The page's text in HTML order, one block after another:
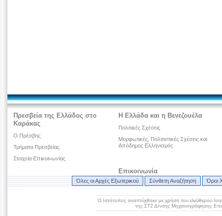
Πρεσβεία της Ελλάδος στο
Καράκας
Ο Πρέσβης
Τμήματα Πρεσβείας
Στοιχεία Επικοινωνίας
Η Ελλάδα και η Βενεζουέλα
Πολιτικές Σχέσεις
Μορφωτικές, Πολιτιστικές Σχέσεις και
Απόδημος Ελληνισμός
Επικοινωνία
Όλες οι Αρχές Εξωτερικού Σύνθετη Αναζήτηση Όροι
Ο Ιστότοπος αναπτύχθηκε με χρήση του ελεύθερου
της ΣΤ2 Δ/νσης Μηχανογράφησης